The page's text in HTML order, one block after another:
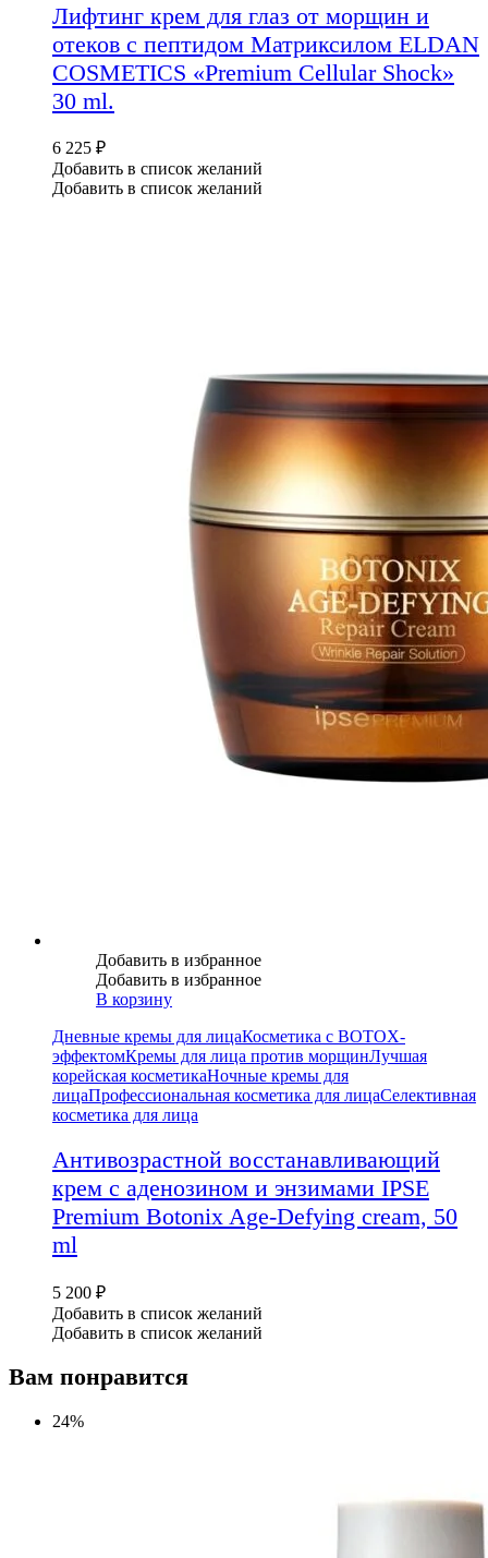
Лифтинг крем для глаз от морщин и
отеков с пептидом Матриксилом ELDAN
COSMETICS «Premium Cellular Shock»
30 ml.
6 225 ₽
Добавить в список желаний
Добавить в список желаний
Добавить в избранное
Добавить в избранное
В корзину
Дневные кремы для лицаКосметика с BOTOX-
эффектомКремы для лица против морщинЛучшая
корейская косметикаНочные кремы для
лицаПрофессиональная косметика для лицаСелективная
косметика для лица
Антивозрастной восстанавливающий
крем с аденозином и энзимами IPSE
Premium Botonix Age-Defying cream, 50
ml
5 200 ₽
Добавить в список желаний
Добавить в список желаний
Вам понравится
24%